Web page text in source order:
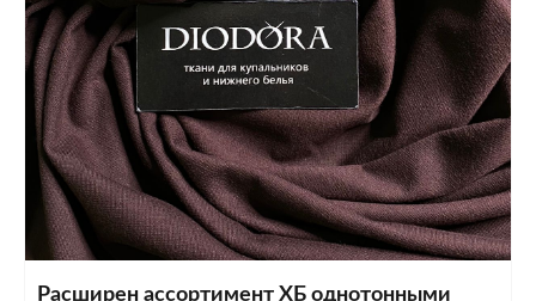
Расширен ассортимент ХБ однотонными